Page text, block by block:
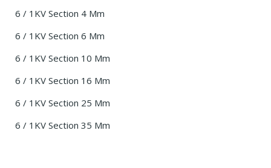
6 / 1KV Section 4 Mm
6 / 1KV Section 6 Mm
6 / 1KV Section 10 Mm
6 / 1KV Section 16 Mm
6 / 1KV Section 25 Mm
6 / 1KV Section 35 Mm